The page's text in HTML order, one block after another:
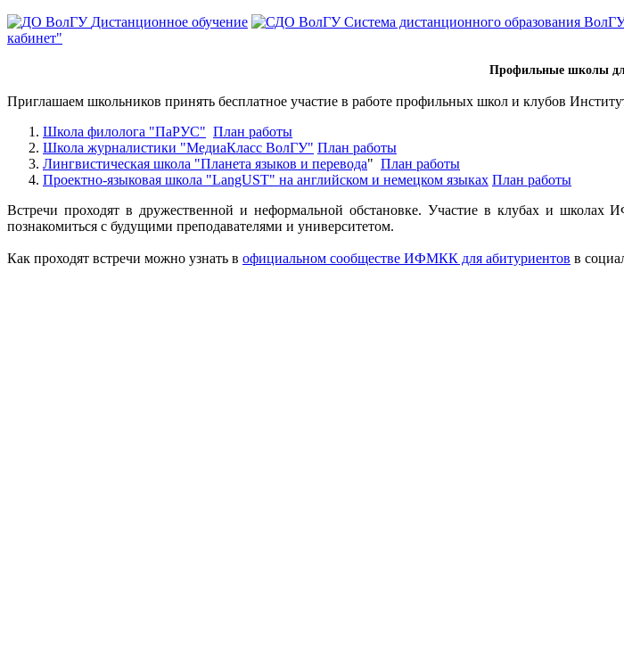
Дистанционное обучение
Система дистанционного образования
кабинет"
Профильные школы
Приглашаем школьников принять бесплатное участие в работе профильных школ и клубов
Школа филолога "ПаРУС" План работы
Школа журналистики "МедиаКласс ВолГУ" План работы
Лингвистическая школа "Планета языков и перевода" План работы
Проектно-языковая школа "LangUST" на английском и немецком языках План работы
Встречи проходят в дружественной и неформальной обстановке. Участие в клубах и
познакомиться с будущими преподавателями и университетом.
Как проходят встречи можно узнать в официальном сообществе ИФМКК для абитуриентов в